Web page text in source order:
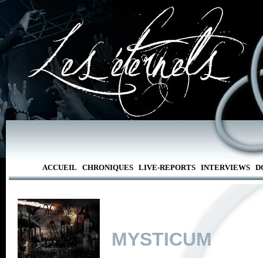
ACCUEIL CHRONIQUES LIVE-REPORTS INTERVIEWS
MYSTICUM